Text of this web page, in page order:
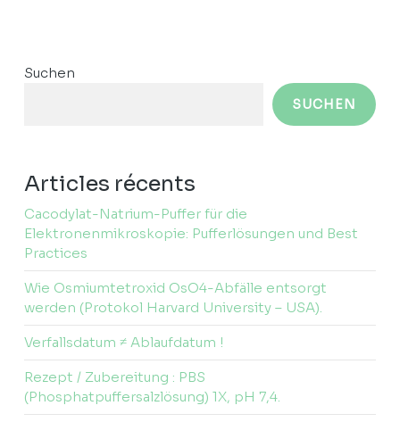
Suchen
SUCHEN
Articles récents
Cacodylat-Natrium-Puffer für die
Elektronenmikroskopie: Pufferlösungen und Best
Practices
Wie Osmiumtetroxid OsO4-Abfälle entsorgt
werden (Protokol Harvard University – USA).
Verfallsdatum ≠ Ablaufdatum !
Rezept / Zubereitung : PBS
(Phosphatpuffersalzlösung) 1X, pH 7,4.